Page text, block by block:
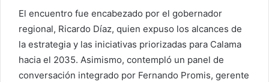
El encuentro fue encabezado por el gobernador
regional, Ricardo Díaz, quien expuso los alcances de
la estrategia y las iniciativas priorizadas para Calama
hacia el 2035. Asimismo, contempló un panel de
conversación integrado por Fernando Promis, gerente